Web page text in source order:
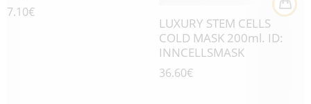
7.10€
LUXURY STEM CELLS
COLD MASK 200ml. ID:
INNCELLSMASK
36.60€